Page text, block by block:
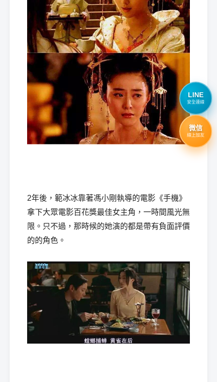
2年後，範冰冰靠著馮小剛執導的電影《手機》
拿下大眾電影百花獎最佳女主角，一時間風光無
限。只不過，那時候的她演的都是帶有負面評價
的的角色。
LINE
安全連線
微信
線上加友